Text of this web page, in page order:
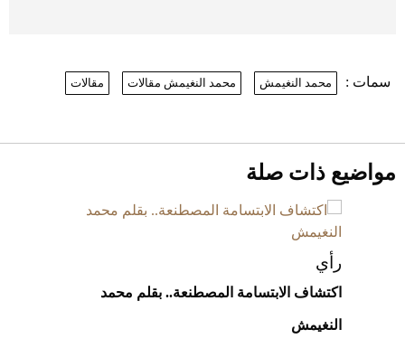
سمات : محمد النغيمش محمد النغيمش مقالات مقالات
مواضيع ذات صلة
رأي
اكتشاف الابتسامة المصطنعة.. بقلم محمد
النغيمش